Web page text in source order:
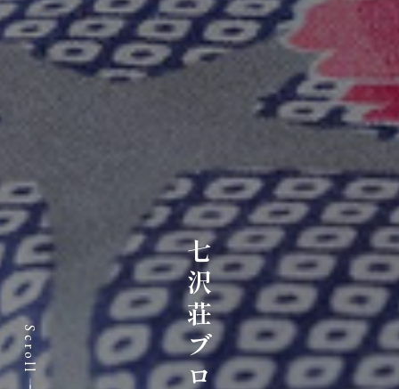
七沢荘ブログ
Scroll